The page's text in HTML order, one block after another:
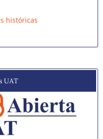
históricas
UAT